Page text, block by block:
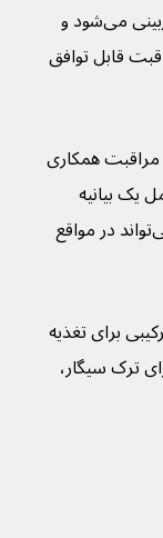
- درمان شما به‌طور منظم بازبینی می‌شود و
قابل توافق
مراقبت همکاری
بیانیه
قبلی یا طرح بحران از سوی شما باشد که می‌تواند در مواقع
برای تغذیه
ترک سیگار،